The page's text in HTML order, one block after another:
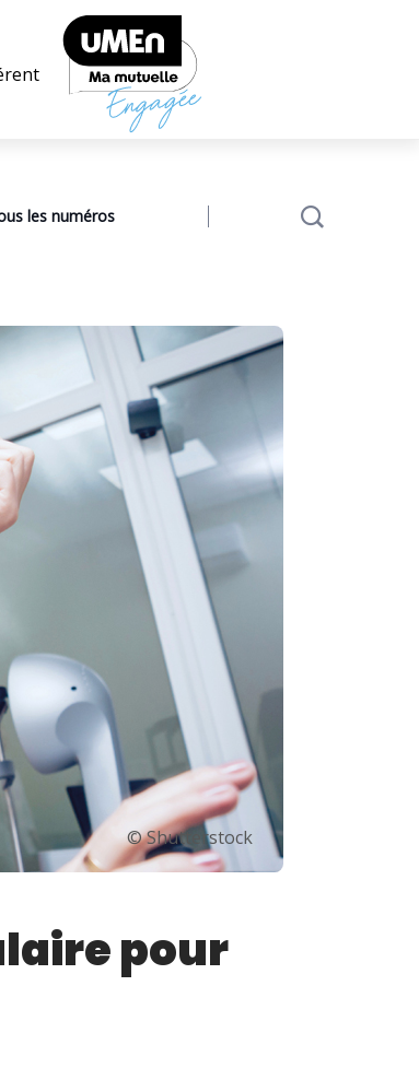
les numéros
© Shutterstock
pour